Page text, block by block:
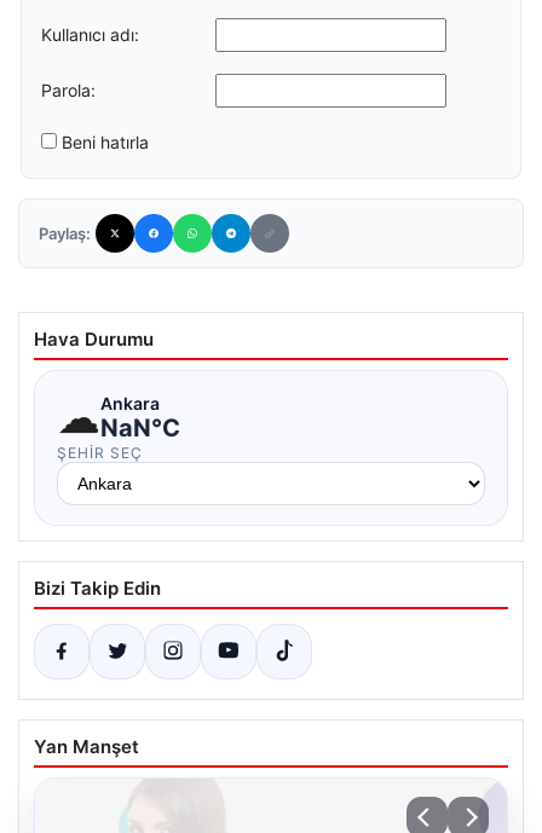
Kullanıcı adı:
Parola:
Beni hatırla
Paylaş:
Hava Durumu
☁Ankara
NaN°C
ŞEHIR SEÇ
Bizi Takip Edin
Yan Manşet